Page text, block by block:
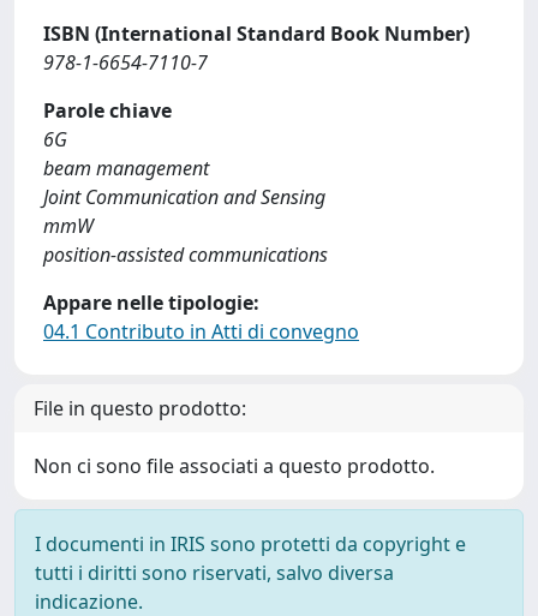
ISBN (International Standard Book Number)
978-1-6654-7110-7
Parole chiave
6G
beam management
Joint Communication and Sensing
mmW
position-assisted communications
Appare nelle tipologie:
04.1 Contributo in Atti di convegno
File in questo prodotto:
Non ci sono file associati a questo prodotto.
I documenti in IRIS sono protetti da copyright e
tutti i diritti sono riservati, salvo diversa
indicazione.